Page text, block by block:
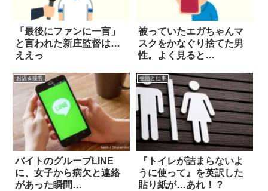
「最後にファンに一言」
と言われた新庄監督は…
ええっ
被っていたエガちゃんマ
スクをかなぐり捨てた男
性。よく見ると…
お店＆接客
バイトのグループLINE
に、女子から病欠と連絡
があった瞬間…
生活と仕事
『トイレが詰まらないよ
うに使って』を英訳した
貼り紙が…あれ！？